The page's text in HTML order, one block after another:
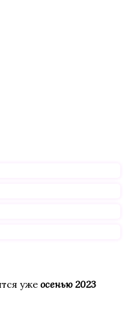
уже осенью 2023